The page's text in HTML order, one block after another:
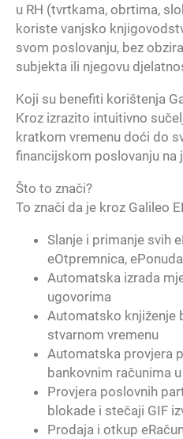
u RH (tvrtkama, obrtima,
koriste vanjsko
svom poslovanju, bez
subjekta ili njegovu
Koji su benefiti korištenja
Kroz izrazito intuitivno
kratkom vremenu doći do
financijskom poslovanju na
Što to znači?
To znači da je kroz Galileo
Slanje i primanje svih
eOtpremnica,
Automatska izrada
ugovorima
Automatsko knjiženje
stvarnom vremenu
Automatska provjera
bankovnim računima
Provjera poslovnih
blokade i stečaji GIF
Prodaja i otkup